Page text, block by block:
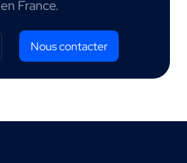
en France.
Nous contacter